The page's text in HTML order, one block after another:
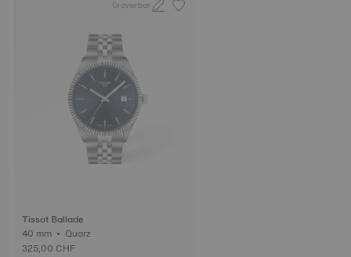
Gravierbar
Tissot Ballade
40 mm • Quarz
325,00 CHF